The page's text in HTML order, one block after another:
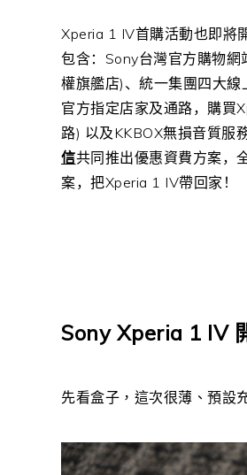
Xperia 1 IV首購活動也即將
包含： Sony台灣官方購物網
權旗艦店) 、統一集團四大線
官方指定店家及通路，購買
路) 以及KKBOX無損音質服
信共同推出優惠資費方案，
案，把Xperia 1 IV帶回家！
Sony Xperia 1 IV
先看盒子，這次很薄、預設